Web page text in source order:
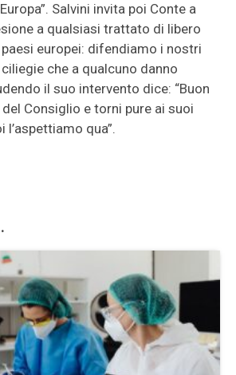
Salvini invita poi Conte a
a qualsiasi trattato di libero
europei: difendiamo i nostri
che a qualcuno danno
il suo intervento dice: “Buon
Consiglio e torni pure ai suoi
l’aspettiamo qua”.